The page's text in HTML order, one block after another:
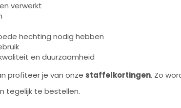
verwerkt
hechting nodig hebben
en duurzaamheid
profiteer je van onze staffelkortingen. Zo
tegelijk te bestellen.